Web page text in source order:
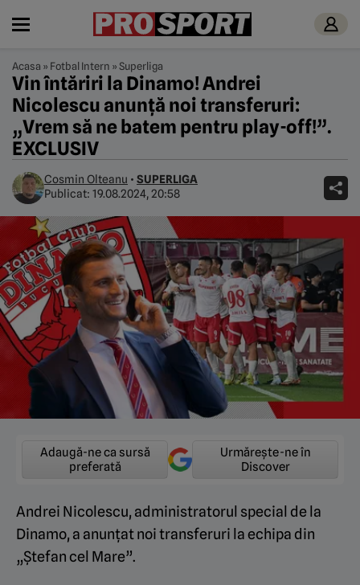
Acasa » Fotbal Intern »Superliga
Vin întăriri la Dinamo! Andrei
Nicolescu anunță noi transferuri:
„Vrem să ne batem pentru play-off!”.
EXCLUSIV
Cosmin Olteanu • SUPERLIGA
Publicat: 19.08.2024, 20:58
Adaugă-ne ca sursă
preferată
Urmărește-ne în
Discover
Andrei Nicolescu, administratorul special de la
Dinamo, a anunțat noi transferuri la echipa din
„Ștefan cel Mare”.